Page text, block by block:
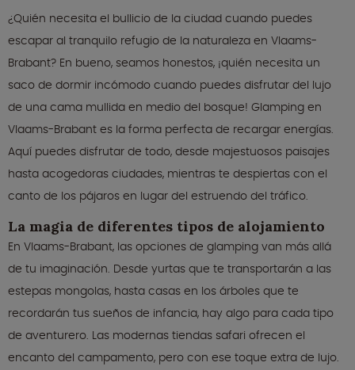
¿Quién necesita el bullicio de la ciudad cuando puedes
escapar al tranquilo refugio de la naturaleza en Vlaams-
Brabant? En bueno, seamos honestos, ¡quién necesita un
saco de dormir incómodo cuando puedes disfrutar del lujo
de una cama mullida en medio del bosque! Glamping en
Vlaams-Brabant es la forma perfecta de recargar energías.
Aquí puedes disfrutar de todo, desde majestuosos paisajes
hasta acogedoras ciudades, mientras te despiertas con el
canto de los pájaros en lugar del estruendo del tráfico.
La magia de diferentes tipos de alojamiento
En Vlaams-Brabant, las opciones de glamping van más allá
de tu imaginación. Desde yurtas que te transportarán a las
estepas mongolas, hasta casas en los árboles que te
recordarán tus sueños de infancia, hay algo para cada tipo
de aventurero. Las modernas tiendas safari ofrecen el
encanto del campamento, pero con ese toque extra de lujo.